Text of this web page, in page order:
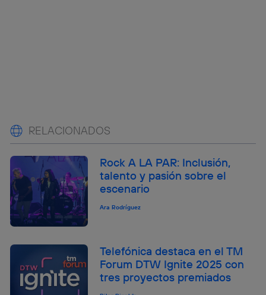
RELACIONADOS
Rock A LA PAR: Inclusión,
talento y pasión sobre el
escenario
Ara Rodríguez
Telefónica destaca en el TM
Forum DTW Ignite 2025 con
tres proyectos premiados